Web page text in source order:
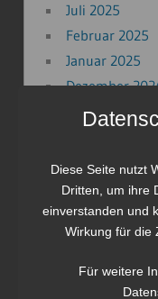
Juli 2025
Februar 2025
Januar 2025
Dezember
November
Juni 2024
November
August 2023
Mai 2023
März 2023
September
Diese Seite nutzt
Dritten, um ihre
einverstanden und
Wirkung für die
Für weitere